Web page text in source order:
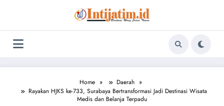
Home
Daerah
Rayakan HJKS ke-733, Surabaya Bertransformasi Jadi Destinasi Wisata
Medis dan Belanja Terpadu